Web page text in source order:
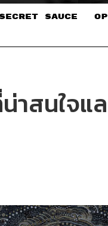
SAUCE​
าสนใจแ